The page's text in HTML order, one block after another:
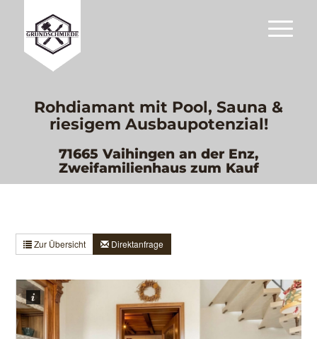
Rohdiamant mit Pool, Sauna &
riesigem Ausbaupotenzial!
71665 Vaihingen an der Enz,
Zweifamilienhaus zum Kauf
Zur Übersicht Direktanfrage